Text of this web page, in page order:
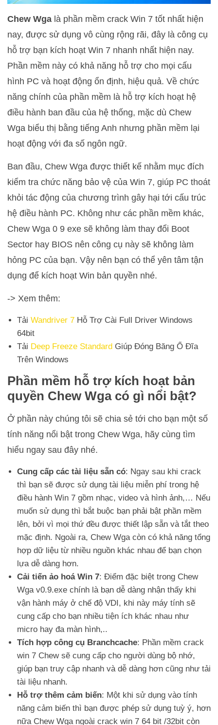
Chew Wga là phần mềm crack Win 7 tốt nhất hiện
nay, được sử dụng vô cùng rộng rãi, đây là công cụ
hỗ trợ bạn kích hoạt Win 7 nhanh nhất hiện nay.
Phần mềm này có khả năng hỗ trợ cho mọi cấu
hình PC và hoạt động ổn định, hiệu quả. Về chức
năng chính của phần mềm là hỗ trợ kích hoạt hệ
điều hành ban đầu của hệ thống, mặc dù Chew
Wga biểu thị bằng tiếng Anh nhưng phần mềm lại
hoạt động với đa số ngôn ngữ.
Ban đầu, Chew Wga được thiết kế nhằm mục đích
kiểm tra chức năng bảo vệ của Win 7, giúp PC thoát
khỏi tác động của chương trình gây hại tới cấu trúc
hệ điều hành PC. Không như các phần mềm khác,
Chew Wga 0 9 exe sẽ không làm thay đổi Boot
Sector hay BIOS nên công cụ này sẽ không làm
hỏng PC của bạn. Vậy nên bạn có thể yên tâm tận
dụng để kích hoạt Win bản quyền nhé.
-> Xem thêm:
Tải Wandriver 7 Hỗ Trợ Cài Full Driver Windows
64bit
Tải Deep Freeze Standard Giúp Đóng Băng Ổ Đĩa
Trên Windows
Phần mềm hỗ trợ kích hoạt bản
quyền Chew Wga có gì nổi bật?
Ở phần này chúng tôi sẽ chia sẻ tới cho bạn một số
tính năng nổi bật trong Chew Wga, hãy cùng tìm
hiểu ngay sau đây nhé.
Cung cấp các tài liệu sẵn có: Ngay sau khi crack
thì bạn sẽ được sử dụng tài liệu miễn phí trong hệ
điều hành Win 7 gồm nhạc, video và hình ảnh,… Nếu
muốn sử dụng thì bắt buộc bạn phải bật phần mềm
lên, bởi vì mọi thứ đều được thiết lập sẵn và tắt theo
mặc định. Ngoài ra, Chew Wga còn có khả năng tổng
hợp dữ liệu từ nhiều nguồn khác nhau để bạn chọn
lựa dễ dàng hơn.
Cải tiến ảo hoá Win 7: Điểm đặc biệt trong Chew
Wga v0.9.exe chính là bạn dễ dàng nhận thấy khi
vận hành máy ở chế độ VDI, khi này máy tính sẽ
cung cấp cho bạn nhiều tiện ích khác nhau như
micro hay đa màn hình,..
Tích hợp công cụ Branchcache: Phần mềm crack
win 7 Chew sẽ cung cấp cho người dùng bộ nhớ,
giúp bạn truy cập nhanh và dễ dàng hơn cũng như tải
tài liệu nhanh.
Hỗ trợ thêm cảm biến: Một khi sử dụng vào tính
năng cảm biến thì bạn được phép sử dụng tuỳ ý, hơn
nữa Chew Wga ngoài crack win 7 64 bit /32bit còn